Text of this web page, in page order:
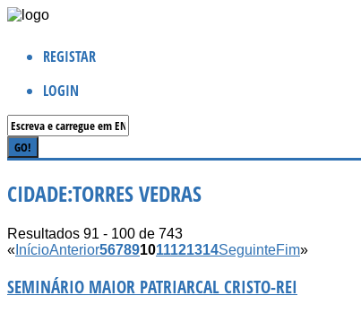
REGISTAR
LOGIN
CIDADE:TORRES VEDRAS
Resultados 91 - 100 de 743
« InícioAnterior567891011121314SeguinteFim»
SEMINÁRIO MAIOR PATRIARCAL CRISTO-REI